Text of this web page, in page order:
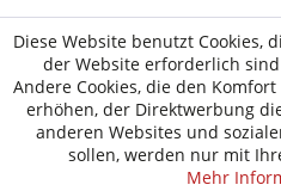
Diese Website benutzt Cookies,
der Website erforderlich
Andere Cookies, die den
erhöhen, der Direktwerbung
anderen Websites und
sollen, werden nur mit
Mehr